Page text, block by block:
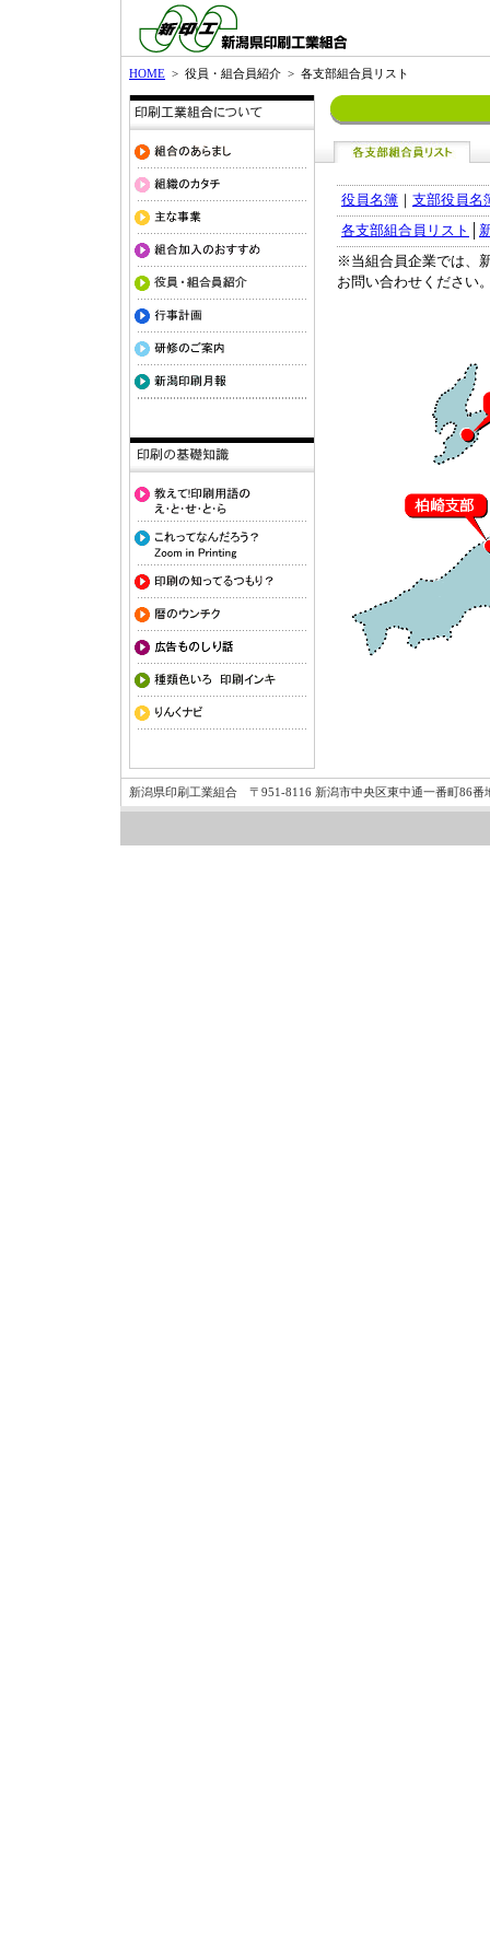
HOME > 役員・組合員紹介 > 各支部組合員リスト
役員名簿
支部役員名
各支部組合員リスト
※当組合員企業では、
お問い合わせください
新潟県印刷工業組合 〒951-8116 新潟市中央区東中通一番町86